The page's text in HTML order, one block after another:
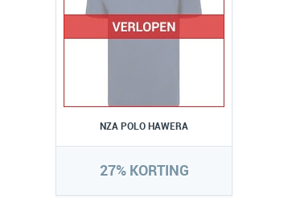
NZA POLO HAWERA
27% KORTING